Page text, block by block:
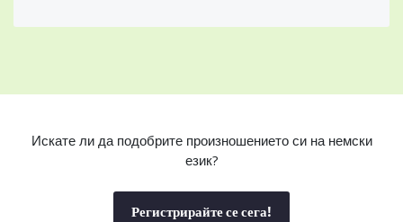
Искате ли да подобрите произношението си на немски
език?
Регистрирайте се сега!